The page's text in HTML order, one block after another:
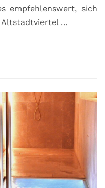
empfehlenswert, sich
...